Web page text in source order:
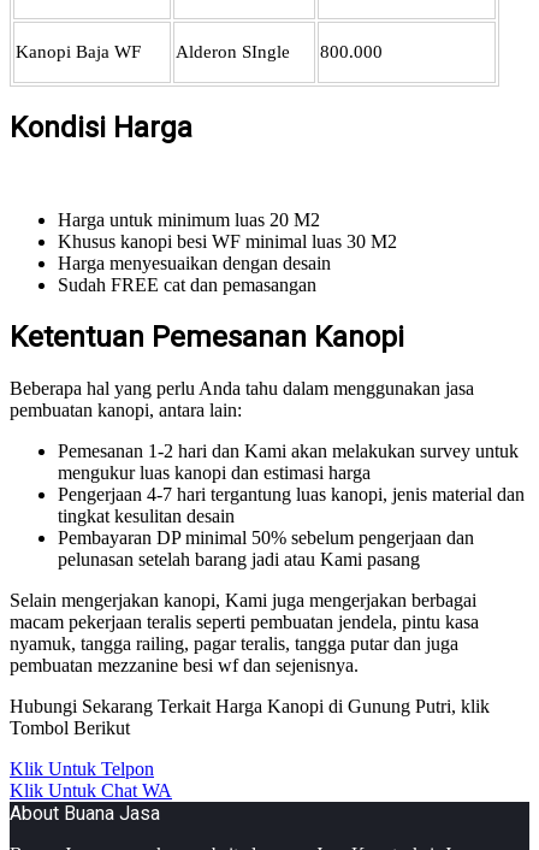
Kanopi Baja WF Alderon SIngle 800.000
Kondisi Harga
Harga untuk minimum luas 20 M2
Khusus kanopi besi WF minimal luas 30 M2
Harga menyesuaikan dengan desain
Sudah FREE cat dan pemasangan
Ketentuan Pemesanan Kanopi
Beberapa hal yang perlu Anda tahu dalam menggunakan jasa
pembuatan kanopi, antara lain:
Pemesanan 1-2 hari dan Kami akan melakukan survey untuk
mengukur luas kanopi dan estimasi harga
Pengerjaan 4-7 hari tergantung luas kanopi, jenis material dan
tingkat kesulitan desain
Pembayaran DP minimal 50% sebelum pengerjaan dan
pelunasan setelah barang jadi atau Kami pasang
Selain mengerjakan kanopi, Kami juga mengerjakan berbagai
macam pekerjaan teralis seperti pembuatan jendela, pintu kasa
nyamuk, tangga railing, pagar teralis, tangga putar dan juga
pembuatan mezzanine besi wf dan sejenisnya.
Hubungi Sekarang Terkait Harga Kanopi di Gunung Putri, klik
Tombol Berikut
Klik Untuk Telpon
Klik Untuk Chat WA
About Buana Jasa